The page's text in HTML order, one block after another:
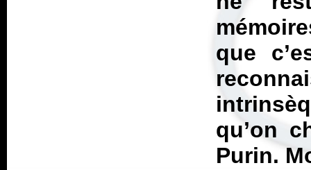
que
qu’on
Purin.